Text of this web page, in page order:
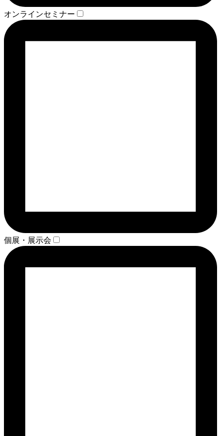
オンラインセミナー
個展・展示会